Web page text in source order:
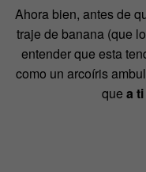
Ahora bien, antes de
traje de banana (que
entender que esta
como un arcoíris
que a ti